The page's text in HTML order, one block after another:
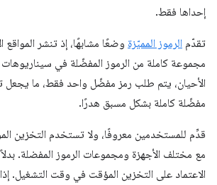
إحداها فقط.
تقدّم الرموز المميّزة وضعًا مشابهًا، إذ تنشر المواقع
مجموعة كاملة من الرموز المفضّلة في
الأحيان، يتم طلب رمز مفضّل واحد فقط، ما يجعل
مفضّلة كاملة بشكل مسبق هدرًا.
قدِّم للمستخدمين معروفًا، ولا تستخدم التخزين
مع مختلف الأجهزة ومجموعات الرموز المفضلة.
الاعتماد على التخزين المؤقت في وقت التشغيل.